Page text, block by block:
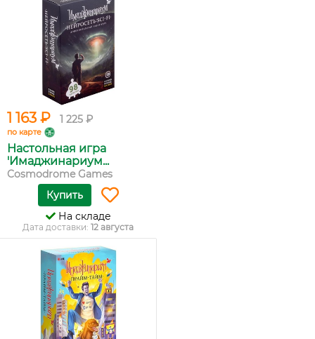
1 163 ₽ 1 225 ₽
по карте
Настольная игра
'Имаджинариум...
Cosmodrome Games
Купить
На складе
Дата доставки: 12 августа